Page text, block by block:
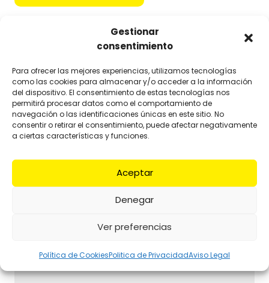
Gestionar
consentimiento
Para ofrecer las mejores experiencias, utilizamos tecnologías
como las cookies para almacenar y/o acceder a la información
del dispositivo. El consentimiento de estas tecnologías nos
permitirá procesar datos como el comportamiento de
navegación o las identificaciones únicas en este sitio. No
consentir o retirar el consentimiento, puede afectar negativamente
a ciertas características y funciones.
Aceptar
Denegar
Ver preferencias
Política de CookiesPolitica de PrivacidadAviso Legal
Horario de atención de reservas:
Lunes – viernes: 09:00 h. – 20:00 h.
¿Porqué Elegirnos?
Acceso personalizado 24/7